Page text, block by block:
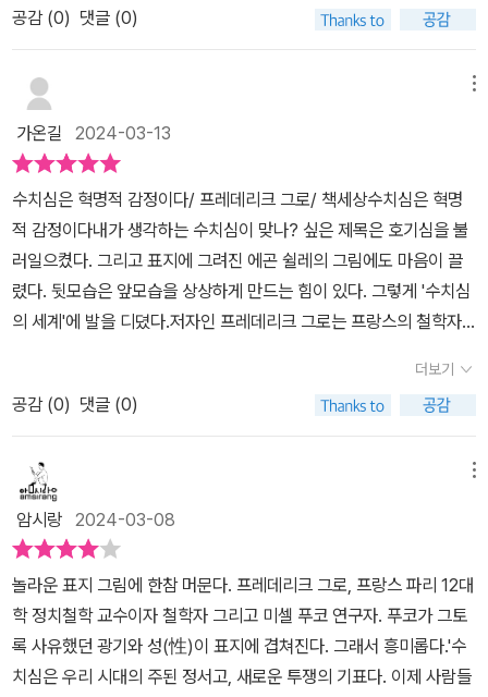
가 끓어오를 것이다. 이렇게 수치심에는 혁명의 씨앗이 움튼다. 사회
에게, 집단에게 각인시키기도 하는데, 강간, 근친상간과 같은 윤곽도
의, 가부장 권위주의 장치를 통해 사회적으로 구축된 합의 결과로 생
겨난 이 수치심은 수줍음의 도덕적 가설을 여성성의 특징으로 내세움
으로써 희생자를 겨냥한 가해자들의 폭력성을 가라앉히는데 주력한
다. “더는 저항하고 받아들이지 않았습니까?”, “결국 자업자득이지
않습니까?”와 같은 악의적이고 비뚤어진 희생자 여성을 향한 심문은
강요당하지 않고 자유롭게 원했다는 의미로 둔갑시킨다. 이러한 강간
희생자에 대한 가해자 중심의 공적 판단 논리는 권위적 국가를 마주
하려는 상가철거에 맞선 상인 6명을 죽음으로 몰고 23명을 중경상에
함만을 강조하고 시민 안전, 인권 보호와 같은 자신들의 책무에 대해
서는 아무런 관심조차 보이지 않았다. 강간이건 국가폭력이건 다들
가해자는 항시 희생자가 “순수한 희생자”가 아님을 입증하려 든다.
저항을 진정으로 입증하려면 죽어야 한다는 생각을 지배적으로 하는
이 구토나는 혐오스러움이 이 사회를 짙게 덮고 있다. 저자는 사회적
모멸과 사회적 사실로서의 수치심을 설명하며 영원한 굴종자의 역할
을 받아들이라 강요하는 불의한 이 세계의 체제를 드러내고자 한다.
낌이 들어 찾아보았다.※죄책감: 저지른 잘못에 대하여 책임을 느끼는
마음.※수치심: 수치를 느끼는 마음.※수치: 다른 사람들을 볼 낯이 없
거나 스스로 떳떳하지 못함. 또는 그런 일.단순히 의미나 뜻으로 구분
지어보려 하니 더 어렵게 느껴진다. 상황에 대입해 봤을 때 실제 의미
나 뜻과 다르게 적용될 때도 있기 때문이다.오히려 맥락에 따른 의미
해석이 더 적확하게 와닿는 것 같아 스스로 납득이 되는 느낌이다. 이
문장을 읽으며 든 생각은 수치심은 조건반사적이기에 개인적 판단의
문제가 아니라 객관적이라고 판단할 수 있겠다 하는 스스로의 이해와
납득을 해본다.=====여성들의 성적 순결이 집단의 명예를 보장하
는 것이다. 그것이 수치다. 금지된 사랑이라는 실수 한번, 명예롭지 못
한 싸움 한 번이면 충분하다.26페이지 中====='여성+수치'의 조
의 명예를 보장하거나 회복시켜주는 도구로 쓰였기 때문이다.====
=가문의 불명예로 작동하는 이 수치심은 네 가지 특징을 보인다. 객
관적이며, 실체적이며, 집단적이고, 가역적이라는 점이다.객관적. 수
치심은 심리학적 치료로 다룰 수 있는 문제가 아니다. 정서는 부차적
이며, 추락이 사회적으로 인정되는 상황이 낳는 결과다.실체적. 수치
심은 주관적 느낌, 내적 구축물, 내밀한 감정으로 축소되지 않는다. 그
것은 시들어가고 흐려지는 하나의 실체다. 또한 그것은 실체의 점진
적 손상이고, 위신의 붕괴다.집단적. 이 피와 부는 나의 개인적인 것이
아니다. 그것은 나의 피, 나의 부, 나의 명예가 아니라 씨족의, 집단의,
가문 전체의 것이다.가역적. 이것은 치욕의 수치심에 고풍스러운 아
우라를 부여하는 가장 중요한 특징이다. 수치심은 최고의 긍정성인
음을 알아차린다. 수치심으로 겪게 될 두려움은 영원한 죄의식과 죽
치심을 다른 이들에게 떠넘기기까지 한다. 여성의 성적 순결을 집단
의 명예와 결부시켜 금지된 사랑을 한 여성에게 수치심을 전가한다.
디지털 증오를 가해 죽은 후까지도 수치심을 안겨준다. 가난한 사람
에게 악하다는, 못생겼다는, 냄새난다는, 가치 없는 존재라는 수치심
을 안긴다. 수준을 정해놓고 그 수준을 지키느라 전전긍긍하게 만든
다. 수준에 이르지 못하면 가차 없이 수치를 준다. 집단으로 소수자를
수치스럽게 만들어 편을 가른다. 앞서 예를 들었듯 강간 그리고 근친
상간의 희생자들에게 수치심을 심어주어 침묵하게 만든다.안느 퉁글
죄목으로 판결하려는 법정에 지젤 알리미는 맞서 싸웠다. 그 결과 19
80년 12월 강간에 대한 명확한 정의를 제시해 광범위하게 범죄 회부
를 허용하는 새로운 법률이 가결된다.'안느 퉁글레는 이 사건이 있고
20년이 지나서 이렇게 선언한다. '1978년, 내 강간에 대한 소송이 처
음으로 수치심의 진영을 바꿔놓았다.' (p. 108)'수치심은 저항할 능력
이다. 우리 시대를 관통하는 수치심의 반전 명령은 이것이다.'세 가지
중대한 진술이자 시대적 명령도 있다.'더는 자신을 수치스러워하지 말
라!'이것은 수치심-슬픔에 맞서는 삶의 폭발이자 분노의 폭발이다.
(...)'수치심을 모르는 자들 같으니!'이것은 도덕주의자, 교육학자, 심
리교육자들이 내뱉는 분노의 외침이다. (...)'수치심의 진영이 바뀌어
야 한다!''수치심을 가져야 할 건 당신들이다!'이것은 분노의 외침이
있는가 하면, “염치도 없는 자”라는 분노의 외침으로 사용하기도 합
니다. 슬픔과 분노의 혼합물인 이 수치심에 대해 철학적 사유를 한 사
람이 있습니다.미셸 푸코 연구자이자 파리12대학 파리정치연구소 정
원동력이 되는 것으로 그는 수치심을 끌어옵니다. 불복종할 힘을 주
는 것은 ‘세상에 대한 수치심’이라고 말이죠.<수치심은 혁명적 감정
이다>에서 수치심을 지렛대 삼아 파괴적 슬픔, 자기 경멸을 제거하고
순수한 분노로서 바라볼 수 있게 도와줍니다.수치심은 심리학적 치료
로 다룰 수 있는 문제가 아니라고 합니다. 정서는 부차적이며, 추락이
사회적으로 인정되는 상황이 낳은 결과이기 때문입니다. 파키스탄에
서는 여전히 매년 천명 이상의 여성들이 가문을 수치에 빠뜨렸다는
이유로 죽임당한다고 합니다.오늘날 디지털은 가상세계가 아니라 실
재하고 있습니다. 사이버폭력의 희생양들은 존재함에도 그들을 위한
이내 자기멸시로 바뀝니다.아니 에르노는 수치심의 특별한 재능으로
기억을 손꼽았습니다. 사회적, 정신적, 신체적 영역에서 타격받습니
다. 아우슈비츠 생존자, 성폭력 및 근친상간의 희생자들은 죽을 때까
지 저항해야 하는가라고 되묻습니다. 살아있기에 불리해지는 상황으
로 이어집니다.'수치의 경험은 흔적을 남기기에 트라우마를 유발한
다.' - p101수치심의 반대말은 몰염치입니다. 수치심이 없는 몰염치
한 사람으로부터 수치심을 받는다는 게 참 아이러니합니다. 수치심의
공감 (0) 댓글 (0)
가온길 2024-03-13
수치심은 혁명적 감정이다/ 프레데리크 그로/ 책세상수치심은 혁명
적 감정이다내가 생각하는 수치심이 맞나? 싶은 제목은 호기심을 불
러일으켰다. 그리고 표지에 그려진 에곤 쉴레의 그림에도 마음이 끌
렸다. 뒷모습은 앞모습을 상상하게 만드는 힘이 있다. 그렇게 '수치심
의 세계'에 발을 디뎠다.저자인 프레데리크 그로는 프랑스의 철학자
각하는 '수치심'이 가지는 위치는 엄청났고 복잡했고 폭넓었다. 역사
적 사실과 저서로 뒷받침되어 서술되는 '수치심의 세계'는 실로 놀라
웠다. '세상에 대한 수치심'이 고결한 분노로 발현될 때 우리는 불복종
할 힘을 가지게 된다는 그의 말이 기억에 남는다. 순수한 분노로 정화
된 수치심은 한계를 느끼는 감정이기에 언제나 변화를 향한 부름인
것이다.저자는 수치심을 다양한 경로로 탐색한다. 그의 고찰이 들려
주는 수치심에 관한 이야기는 흥미롭다.수치심을 느끼게 되는 원인
(사회적 가난, 정신적 치욕, 육체적 불결), 수치심에서 비롯된 태도(멸
시, 분노, 혐오), 수치심을 받아들이기 힘겨운 이유를 비롯하여 야기
하는 상황으로 수치심을 분류하여 논하고 있다. 좀 더 수치심을 면밀
하게 들여다볼 수 있으며, 다양한 근거와 예시들로 이해를 돕기 때문
더보기
공감 (0) 댓글 (0)
암시랑 2024-03-08
놀라운 표지 그림에 한참 머문다. 프레데리크 그로, 프랑스 파리 12대
학 정치철학 교수이자 철학자 그리고 미셀 푸코 연구자. 푸코가 그토
록 사유했던 광기와 성(性)이 표지에 겹쳐진다. 그래서 흥미롭다.'수
치심은 우리 시대의 주된 정서고, 새로운 투쟁의 기표다. 이제 사람들